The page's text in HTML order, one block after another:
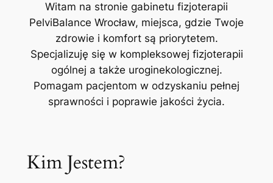
Witam na stronie gabinetu fizjoterapii
PelviBalance Wrocław, miejsca, gdzie Twoje
zdrowie i komfort są priorytetem.
Specjalizuję się w kompleksowej fizjoterapii
ogólnej a także uroginekologicznej.
Pomagam pacjentom w odzyskaniu pełnej
sprawności i poprawie jakości życia.
Kim Jestem?